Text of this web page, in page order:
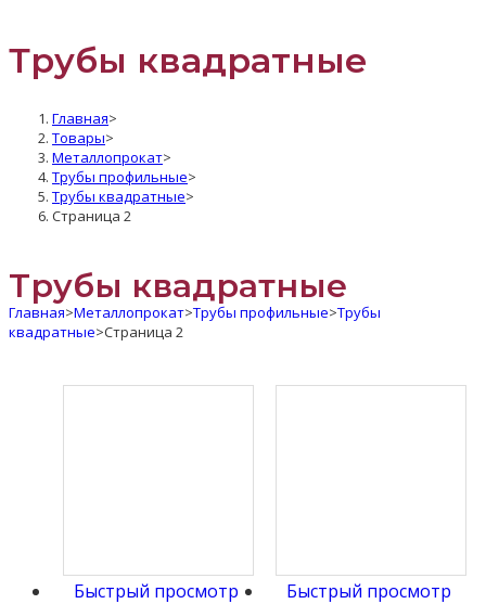
Трубы квадратные
Главная>
Товары>
Металлопрокат>
Трубы профильные>
Трубы квадратные>
Страница 2
Трубы квадратные
Главная>Металлопрокат>Трубы профильные>Трубы
квадратные>Страница 2
Быстрый просмотр Быстрый просмотр